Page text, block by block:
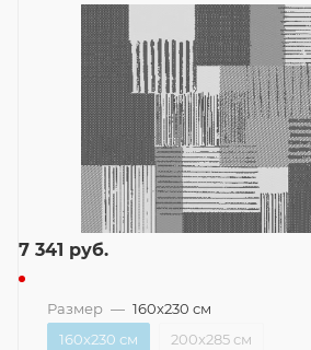
7 341 руб.
Размер — 160x230 см
160x230 см
200x285 см